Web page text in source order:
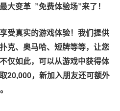
大变革 ”免费体验场”来了！
受真实的游戏体验！我们提供
克、奥马哈、短牌等等，让您
仅如此， 可以从游戏中获得体
20,000，新加入朋友还可额外